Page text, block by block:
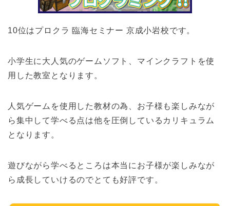
10位はプロクラ 臨海セミナー 京成小岩校です。
小学生に大人気のゲームソフト、マインクラフトを使
用した教室となります。
人気ゲームを使用した教材の為、お子様も楽しみなが
ら集中して学べる点は他を圧倒しているカリキュラム
となります。
遊びながら学べるところは本当にお子様が楽しみなが
ら成長していけるのでとても好評です。